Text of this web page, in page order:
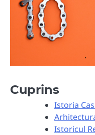
Cuprins
Istoria
Istoricul